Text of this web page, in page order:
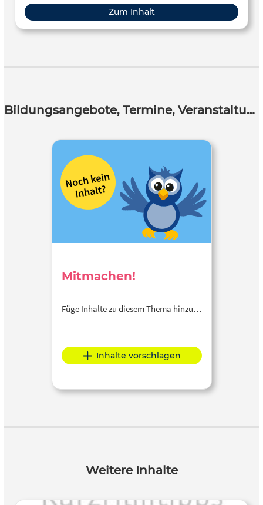
Zum Inhalt
Bildungsangebote, Termine, Veranstaltungen
Mitmachen!
Füge Inhalte zu diesem Thema hinzu…
Inhalte vorschlagen
Weitere Inhalte